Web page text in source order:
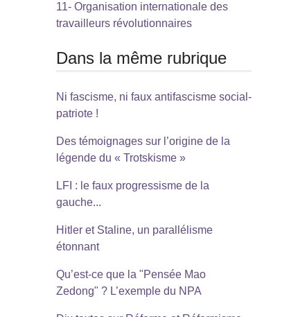
11- Organisation internationale des
travailleurs révolutionnaires
Dans la même rubrique
Ni fascisme, ni faux antifascisme social-
patriote !
Des témoignages sur l’origine de la
légende du « Trotskisme »
LFI : le faux progressisme de la
gauche...
Hitler et Staline, un parallélisme
étonnant
Qu’est-ce que la "Pensée Mao
Zedong" ? L’exemple du NPA